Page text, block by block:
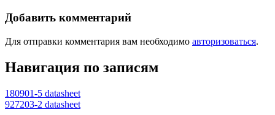
Добавить комментарий
Для отправки комментария вам необходимо авторизоваться.
Навигация по записям
180901-5 datasheet
927203-2 datasheet